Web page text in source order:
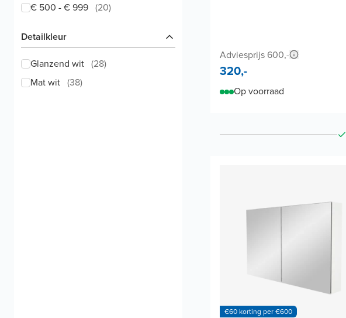
€ 500 - € 999 (20)
Detailkleur
Glanzend wit (28)
Mat wit (38)
Adviesprijs 600,-
320,-
Op voorraad
€60 korting per €600